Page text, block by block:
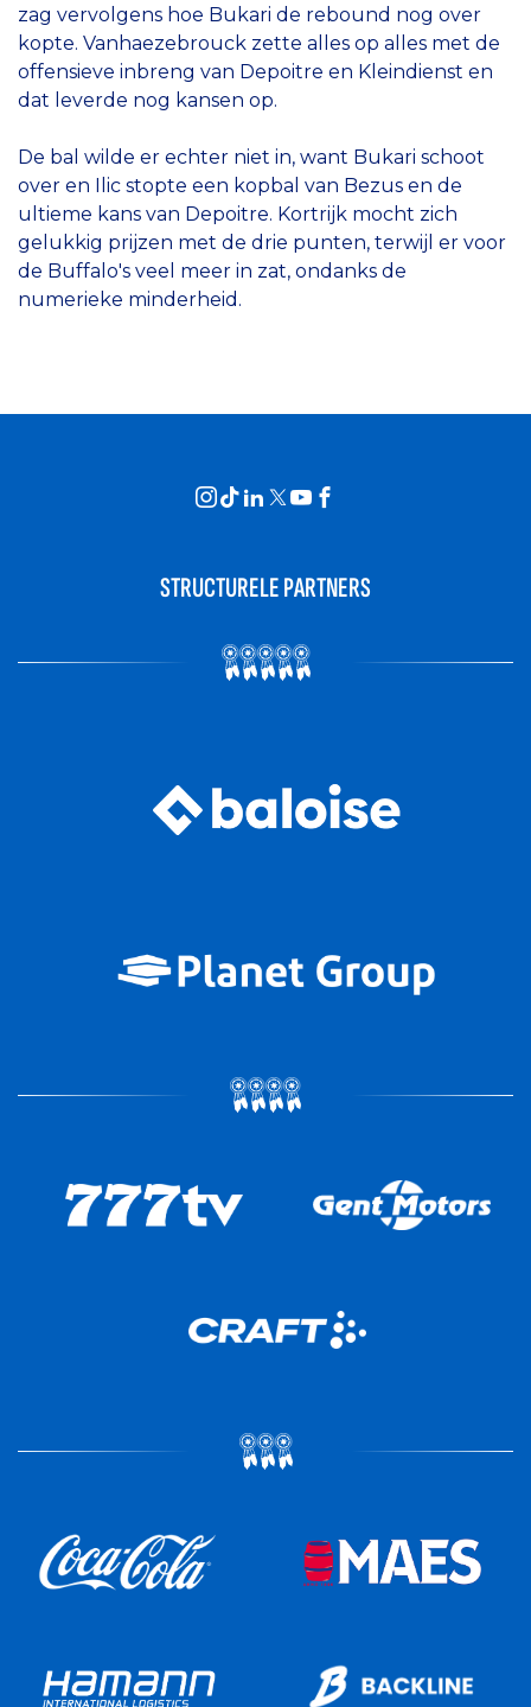
zag vervolgens hoe Bukari de rebound nog over
kopte. Vanhaezebrouck zette alles op alles met de
offensieve inbreng van Depoitre en Kleindienst en
dat leverde nog kansen op.
De bal wilde er echter niet in, want Bukari schoot
over en Ilic stopte een kopbal van Bezus en de
ultieme kans van Depoitre. Kortrijk mocht zich
gelukkig prijzen met de drie punten, terwijl er voor
de Buffalo's veel meer in zat, ondanks de
numerieke minderheid.
STRUCTURELE PARTNERS